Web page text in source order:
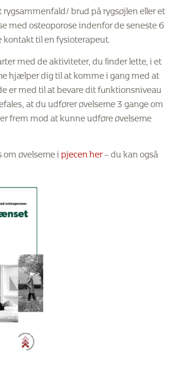
rygsammenfald/ brud på rygsøjlen eller et
med osteoporose indenfor de seneste 6
til en fysioterapeut.
med de aktiviteter, du finder lette, i et
hjælper dig til at komme i gang med at
er med til at bevare dit funktionsniveau
at du udfører øvelserne 3 gange om
frem mod at kunne udføre øvelserne
øvelserne ipjecen her– du kan også